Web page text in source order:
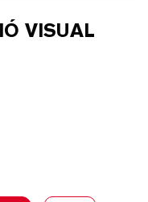
VISUAL